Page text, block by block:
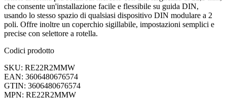
che consente un'installazione facile e flessibile su guida DIN,
usando lo stesso spazio di qualsiasi dispositivo DIN modulare a 2
poli. Offre inoltre un coperchio sigillabile, impostazioni semplici e
precise con selettore a rotella.
Codici prodotto
SKU: RE22R2MMW
EAN: 3606480676574
GTIN: 3606480676574
MPN: RE22R2MMW